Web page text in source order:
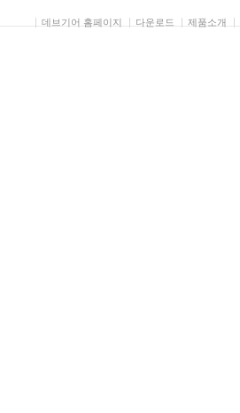
데브기어 홈페이지 다운로드 제품소개